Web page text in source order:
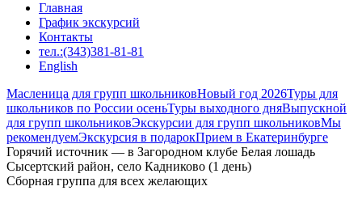
Главная
График экскурсий
Контакты
тел.:(343)381-81-81
English
Масленица для групп школьниковНовый год 2026Туры для
школьников по России осеньТуры выходного дняВыпускной
для групп школьниковЭкскурсии для групп школьниковМы
рекомендуемЭкскурсия в подарокПрием в Екатеринбурге
Горячий источник — в Загородном клубе Белая лошадь
Сысертский район, село Кадниково (1 день)
Сборная группа для всех желающих